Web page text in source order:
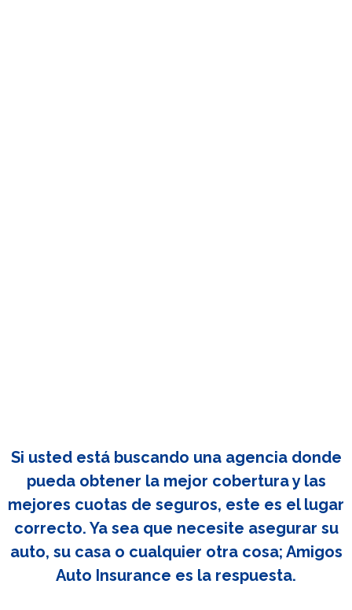
Si usted está buscando una agencia donde
pueda obtener la mejor cobertura y las
mejores cuotas de seguros, este es el lugar
correcto. Ya sea que necesite asegurar su
auto, su casa o cualquier otra cosa; Amigos
Auto Insurance es la respuesta.